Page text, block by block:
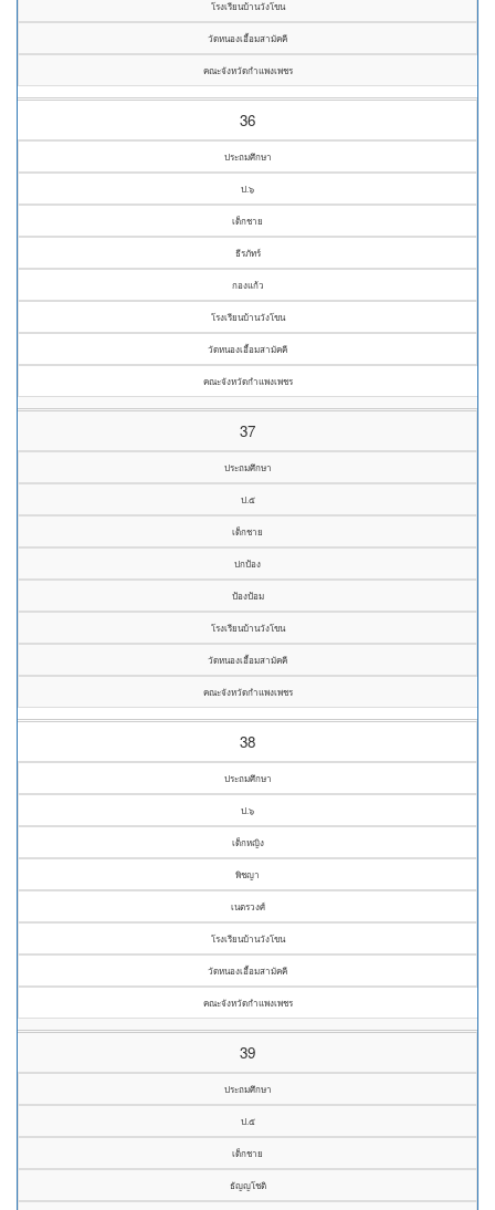
โรงเรียนบ้านวังโขน
วัดหนองเอื้อมสามัคคี
คณะจังหวัดกำแพงเพชร
36
ประถมศึกษา
ป.๖
เด็กชาย
ธีรภัทร์
กองแก้ว
โรงเรียนบ้านวังโขน
วัดหนองเอื้อมสามัคคี
คณะจังหวัดกำแพงเพชร
37
ประถมศึกษา
ป.๕
เด็กชาย
ปกป้อง
ป้องป้อม
โรงเรียนบ้านวังโขน
วัดหนองเอื้อมสามัคคี
คณะจังหวัดกำแพงเพชร
38
ประถมศึกษา
ป.๖
เด็กหญิง
พิชญา
เนตรวงศ์
โรงเรียนบ้านวังโขน
วัดหนองเอื้อมสามัคคี
คณะจังหวัดกำแพงเพชร
39
ประถมศึกษา
ป.๕
เด็กชาย
ธัญญโชติ